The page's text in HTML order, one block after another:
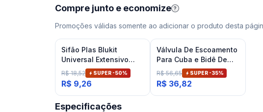
Compre junto e economize ?
Promoções válidas somente ao adicionar o produto desta
Sifão Plas Blukit
Universal Extensivo
Branco
R$ 18,52 SUPER -50%
R$ 9,26
Válvula De Escoamento
Para Cuba e Bidê De
Banheiro Cromado
Deca
R$ 56,65 SUPER -35%
R$ 36,82
Especificações